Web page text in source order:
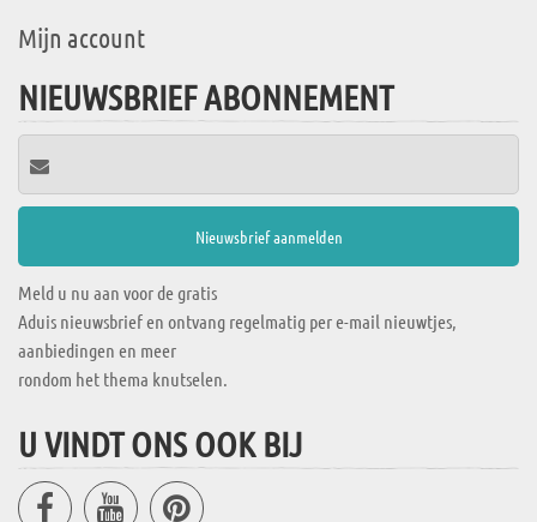
Mijn account
NIEUWSBRIEF ABONNEMENT
Meld u nu aan voor de gratis
Aduis nieuwsbrief en ontvang regelmatig per e-mail nieuwtjes,
aanbiedingen en meer
rondom het thema knutselen.
U VINDT ONS OOK BIJ